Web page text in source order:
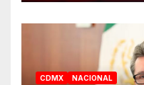
CDMX NACIONAL